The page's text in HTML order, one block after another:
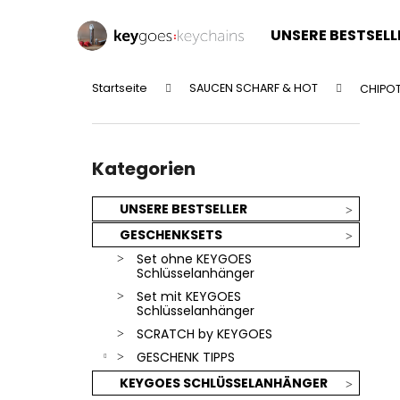
UNSERE
Startseite SAUCEN SCHARF & HOT
überspringen
Kategorien
UNSERE BESTSELLER
GESCHENKSETS
Set ohne KEYGOES
Schlüsselanhänger
Set mit KEYGOES
Schlüsselanhänger
SCRATCH by KEYGOES
GESCHENK TIPPS
KEYGOES SCHLÜSSELANHÄNGER
Zurück
Einkaufen
Zurück
Einkaufen
SILBERNER KEYGOES:CHILI - EDELSTAHL